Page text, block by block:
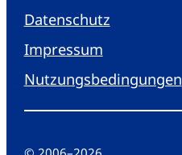
Datenschutz
Impressum
Nutzungsbedingungen